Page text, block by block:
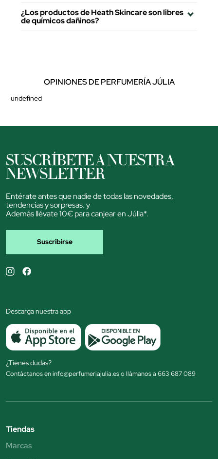
¿Los productos de Heath Skincare son libres
de químicos dañinos?
OPINIONES DE PERFUMERÍA JÚLIA
undefined
SUSCRÍBETE A NUESTRA
NEWSLETTER
Entérate antes que nadie de todas las novedades,
tendencias y sorpresas. y
Además llévate 10€ para canjear en Júlia*.
Suscribirse
Descarga nuestra app
¿Tienes dudas?
Contáctanos en info@perfumeriajulia.es o llámanos a 663 687 089
Tiendas
Marcas